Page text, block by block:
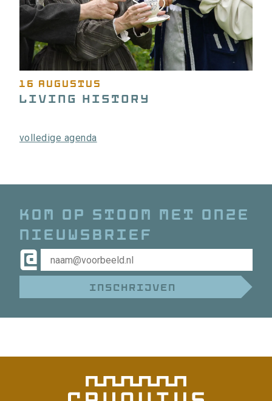
16 augustus
Living History
volledige agenda
Kom op stoom met onze
nieuwsbrief
@